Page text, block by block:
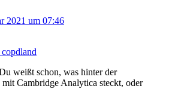
2021 um 07:46
weißt schon, was hinter der
Cambridge Analytica steckt, oder